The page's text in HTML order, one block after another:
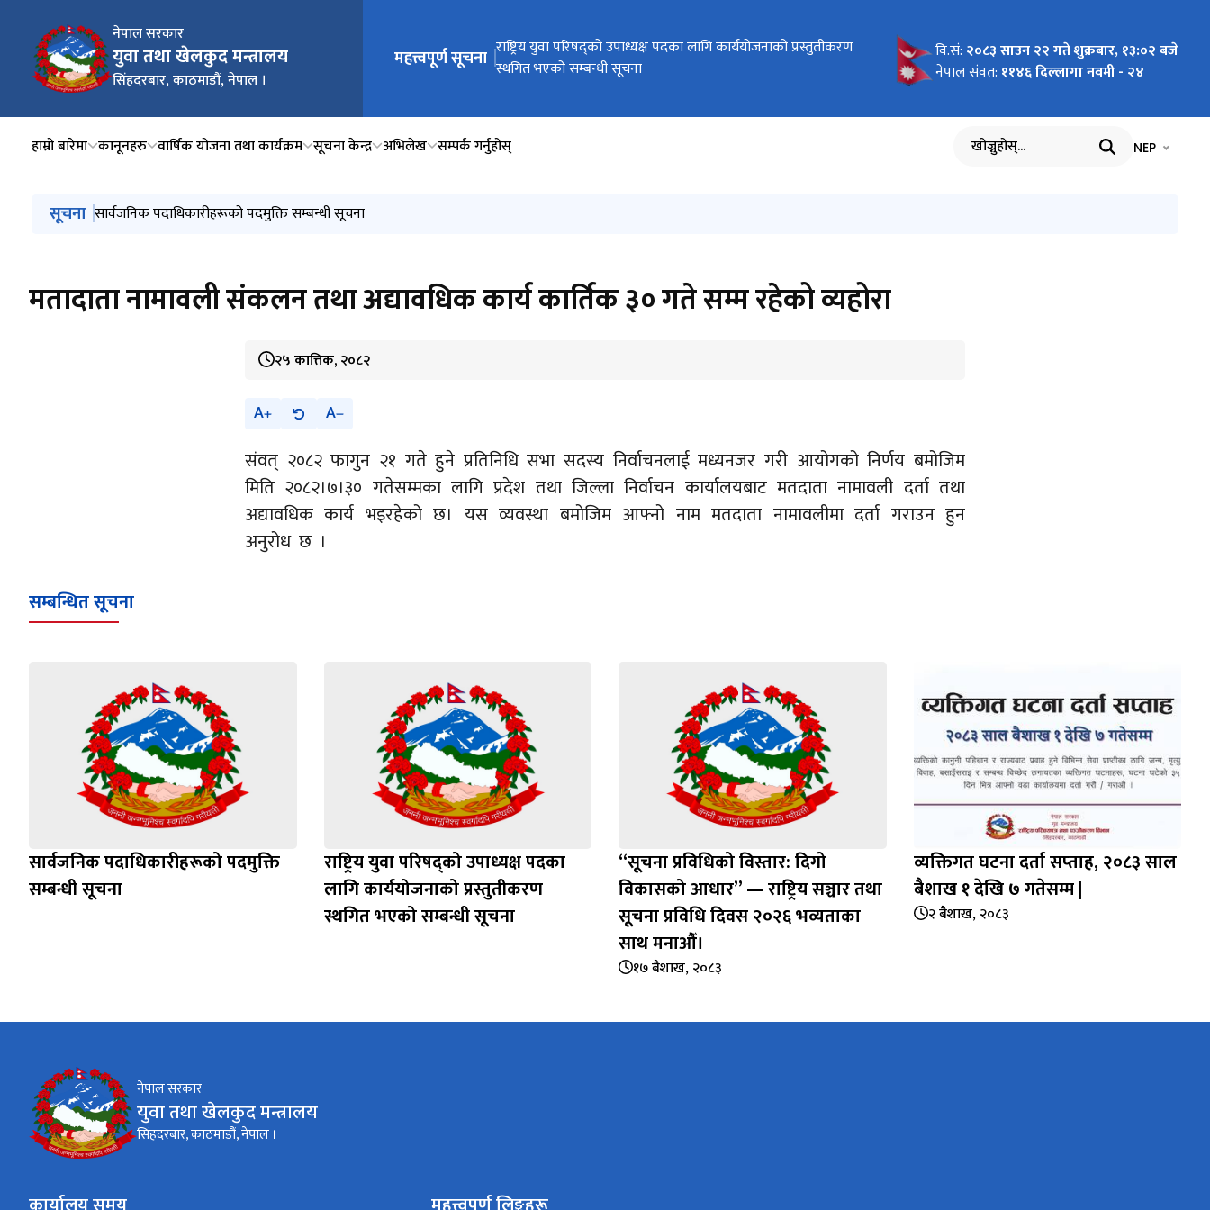
नेपाल सरकार
युवा तथा खेलकुद मन्त्रालय
सिंहदरबार, काठमाडौं, नेपाल ।
मुख्य नेभिगेसनमा जानुहोस्
महत्त्वपूर्ण सूचना सार्वजनिक पदाधिकारीहरूको पदमुक्ति सम्बन्धी सूचना
राष्ट्रिय युवा परिषद्को उपाध्यक्ष पदका लागि कार्ययोजनाको प्रस्तुतीकरण
स्थगित भएको सम्बन्धी सूचना
वि.सं: २०८३ साउन २२ गते शुक्रबार, १३:०२ बजे
नेपाल संवत: ११४६ दिल्लागा नवमी - २४
हाम्रो बारेमा कानूनहरु वार्षिक योजना तथा कार्यक्रम सूचना केन्द्र अभिलेख सम्पर्क गर्नुहोस् खोज्नुहोस् भाषा चयन
NEP
मुख्य नेभिगेसनमा जानुहोस्
सूचना सार्वजनिक पदाधिकारीहरूको पदमुक्ति सम्बन्धी सूचना
मतादाता नामावली संकलन तथा अद्यावधिक कार्य कार्तिक ३० गते सम्म रहेको व्यहोरा
२५ कात्तिक, २०८२
A A
संवत् २०८२ फागुन २१ गते हुने प्रतिनिधि सभा सदस्य निर्वाचनलाई मध्यनजर गरी आयोगको निर्णय बमोजिम
मिति २०८२।७।३० गतेसम्मका लागि प्रदेश तथा जिल्ला निर्वाचन कार्यालयबाट मतदाता नामावली दर्ता तथा
अद्यावधिक कार्य भइरहेको छ। यस व्यवस्था बमोजिम आफ्नो नाम मतदाता नामावलीमा दर्ता गराउन हुन
अनुरोध छ ।
सम्बन्धित सूचना
सार्वजनिक पदाधिकारीहरूको पदमुक्ति
सम्बन्धी सूचना
राष्ट्रिय युवा परिषद्को उपाध्यक्ष पदका
लागि कार्ययोजनाको प्रस्तुतीकरण
स्थगित भएको सम्बन्धी सूचना
“सूचना प्रविधिको विस्तार: दिगो
विकासको आधार” — राष्ट्रिय सञ्चार तथा
सूचना प्रविधि दिवस २०२६ भव्यताका
साथ मनाऔँ।
१७ बैशाख, २०८३
व्यक्तिगत घटना दर्ता सप्‍ताह, २०८३ साल
बैशाख १ देखि ७ गतेसम्म |
२ बैशाख, २०८३
नेपाल सरकार
युवा तथा खेलकुद मन्त्रालय
सिंहदरबार, काठमाडौं, नेपाल ।